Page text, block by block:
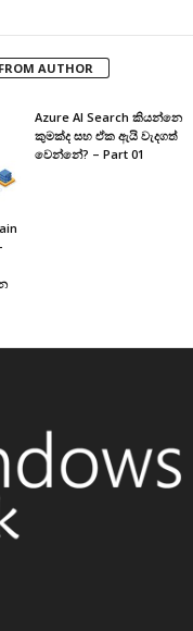
AUTHOR
Azure AI Search කියන්නෙ
කුමක්ද සහ ඒක ඇයි වැදගත්
වෙන්නේ? – Part 01